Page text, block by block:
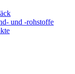
und -rohstoffe